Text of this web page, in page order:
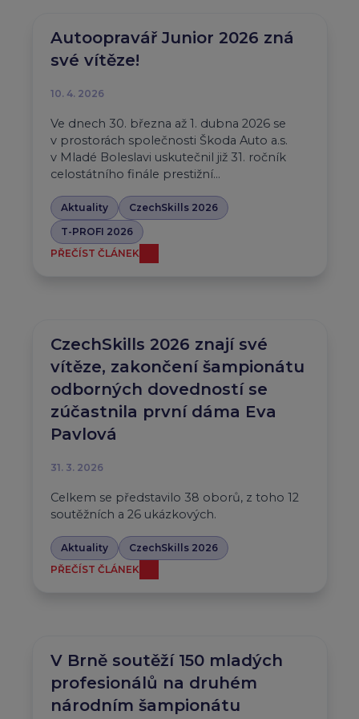
Autoopravář Junior 2026 zná
své vítěze!
10. 4. 2026
Ve dnech 30. března až 1. dubna 2026 se
v prostorách společnosti Škoda Auto a.s.
v Mladé Boleslavi uskutečnil již 31. ročník
celostátního finále prestižní…
Aktuality
CzechSkills 2026
T-PROFI 2026
PŘEČÍST ČLÁNEK
CzechSkills 2026 znají své
vítěze, zakončení šampionátu
odborných dovedností se
zúčastnila první dáma Eva
Pavlová
31. 3. 2026
Celkem se představilo 38 oborů, z toho 12
soutěžních a 26 ukázkových.
Aktuality
CzechSkills 2026
PŘEČÍST ČLÁNEK
V Brně soutěží 150 mladých
profesionálů na druhém
národním šampionátu